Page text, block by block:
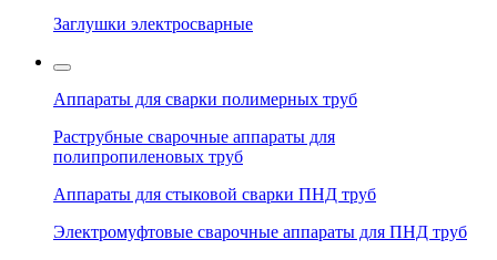
Заглушки электросварные
Аппараты для сварки полимерных труб
Раструбные сварочные аппараты для
полипропиленовых труб
Аппараты для стыковой сварки ПНД труб
Электромуфтовые сварочные аппараты для ПНД труб